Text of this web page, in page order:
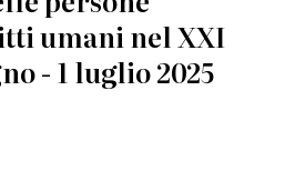
umani nel XXI
- 1 luglio 2025